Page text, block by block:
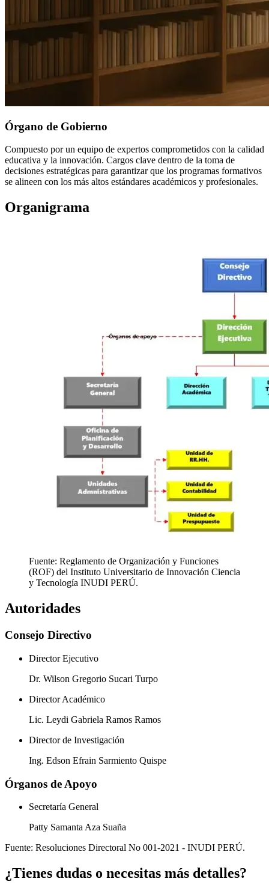
Órgano de Gobierno
Compuesto por un equipo de expertos comprometidos con la calidad
educativa y la innovación. Cargos clave dentro de la toma de
decisiones estratégicas para garantizar que los programas formativos
se alineen con los más altos estándares académicos y profesionales.
Organigrama
Fuente: Reglamento de Organización y Funciones
(ROF) del Instituto Universitario de Innovación Ciencia
y Tecnología INUDI PERÚ.
Autoridades
Consejo Directivo
Director Ejecutivo
Dr. Wilson Gregorio Sucari Turpo
Director Académico
Lic. Leydi Gabriela Ramos Ramos
Director de Investigación
Ing. Edson Efrain Sarmiento Quispe
Órganos de Apoyo
Secretaría General
Patty Samanta Aza Suaña
Fuente: Resoluciones Directoral No 001-2021 - INUDI PERÚ.
¿Tienes dudas o necesitas más detalles?